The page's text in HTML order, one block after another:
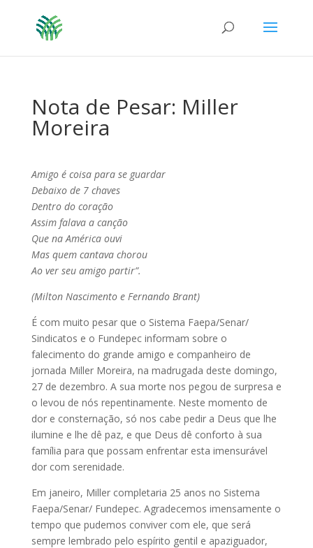
Nota de Pesar: Miller
Moreira
Amigo é coisa para se guardar
Debaixo de 7 chaves
Dentro do coração
Assim falava a canção
Que na América ouvi
Mas quem cantava chorou
Ao ver seu amigo partir”.
(Milton Nascimento e Fernando Brant)
É com muito pesar que o Sistema Faepa/Senar/
Sindicatos e o Fundepec informam sobre o
falecimento do grande amigo e companheiro de
jornada Miller Moreira, na madrugada deste domingo,
27 de dezembro. A sua morte nos pegou de surpresa e
o levou de nós repentinamente. Neste momento de
dor e consternação, só nos cabe pedir a Deus que lhe
ilumine e lhe dê paz, e que Deus dê conforto à sua
família para que possam enfrentar esta imensurável
dor com serenidade.
Em janeiro, Miller completaria 25 anos no Sistema
Faepa/Senar/ Fundepec. Agradecemos imensamente o
tempo que pudemos conviver com ele, que será
sempre lembrado pelo espírito gentil e apaziguador,